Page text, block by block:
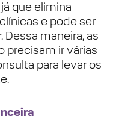
que elimina
e pode ser
Dessa maneira, as
precisam ir várias
para levar os